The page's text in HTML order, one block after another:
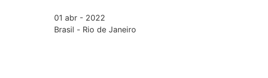
01 abr - 2022
Brasil - Rio de Janeiro